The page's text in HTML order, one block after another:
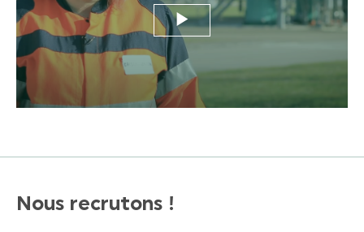
Nous recrutons !